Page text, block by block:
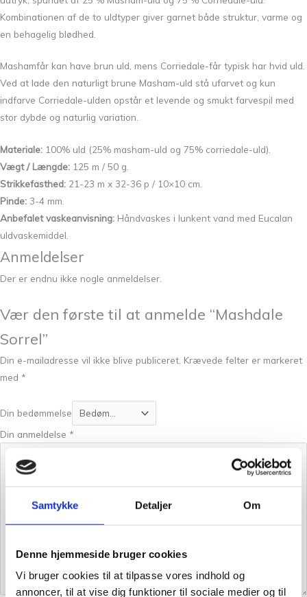
Samtykke Detaljer Om
Denne hjemmeside bruger cookies
Vi bruger cookies til at tilpasse vores indhold og
annoncer, til at vise dig funktioner til sociale medier og til
Kombinationen af de to uldtyper giver garnet både struktur, varme og
en behagelig blødhed.
Mashamfår kan have brun uld, mens Corriedale-får typisk har hvid uld.
Ved at lade den naturligt brune Masham-uld stå ufarvet og kun
indfarve Corriedale-ulden opstår et levende og smukt farvespil med
stor dybde og naturlig variation.
Materiale: 100% uld (25% masham-uld og 75% corriedale-uld).
Vægt / Længde: 125 m / 50 g.
Strikkefasthed: 21-23 m x 32-36 p / 10×10 cm.
Pinde: 3-4 mm.
Anbefalet vaskeanvisning: Håndvaskes i lunkent vand med Eucalan
uldvaskemiddel.
Anmeldelser
Der er endnu ikke nogle anmeldelser.
Vær den første til at anmelde “Mashdale
Sorrel”
Din e-mailadresse vil ikke blive publiceret. Krævede felter er markeret
med *
Din bedømmelse
Din anmeldelse *